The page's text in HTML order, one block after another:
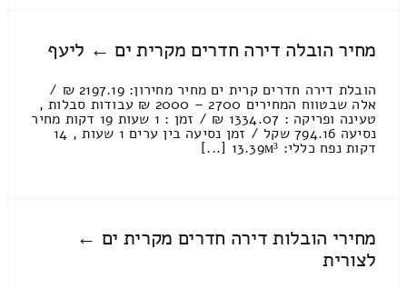
מחיר הובלה דירה חדרים מקרית ים ← ליעף
הובלת דירה חדרים קרית ים מחיר מחירון: 2197.19 ₪ /
אלה שבטווח המחירים 2700 – 2000 ₪ עבודות סבלות ,
טעינה ופריקה : 1334.07 ₪ / זמן : 1 שעות 19 דקות מחיר
נסיעה 794.16 שקל / זמן נסיעה בין ערים 1 שעות , 14
דקות נפח כללי: 13.39м³ [...]
מחירי הובלות דירה חדרים מקרית ים ←
לצורית